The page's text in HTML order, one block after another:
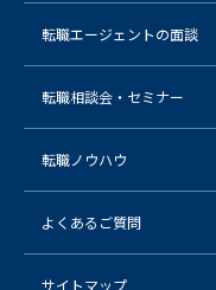
転職エージェントの面談
転職相談会・セミナー
転職ノウハウ
よくあるご質問
サイトマップ